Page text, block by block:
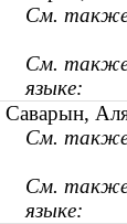
См.
См. также
языке:
Саварын,
См.
См. также
языке: